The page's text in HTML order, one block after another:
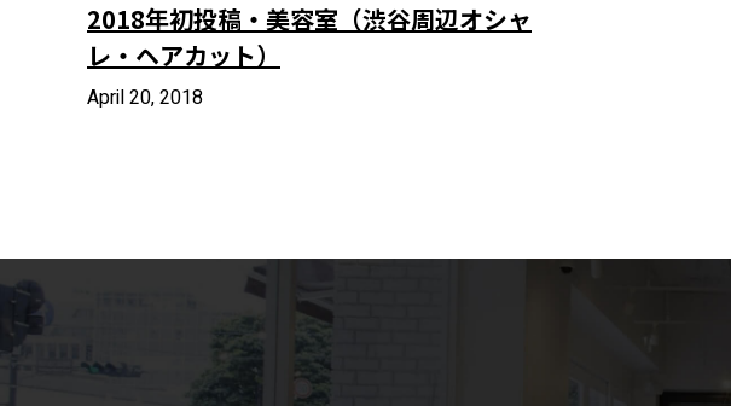
2018年初投稿・美容室（渋谷周辺オシャ
レ・ヘアカット）
April 20, 2018